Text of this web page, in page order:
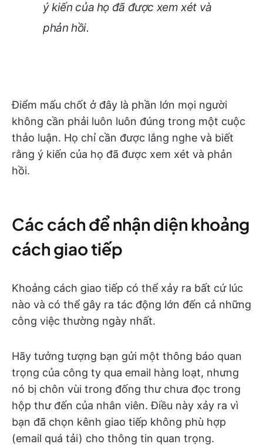
ý kiến của họ đã được xem xét và
phản hồi.
Điểm mấu chốt ở đây là phần lớn mọi người
không cần phải luôn luôn đúng trong một cuộc
thảo luận. Họ chỉ cần được lắng nghe và biết
rằng ý kiến của họ đã được xem xét và phản
hồi.
Các cách để nhận diện khoảng
cách giao tiếp
Khoảng cách giao tiếp có thể xảy ra bất cứ lúc
nào và có thể gây ra tác động lớn đến cả những
công việc thường ngày nhất.
Hãy tưởng tượng bạn gửi một thông báo quan
trọng của công ty qua email hàng loạt, nhưng
nó bị chôn vùi trong đống thư chưa đọc trong
hộp thư đến của nhân viên. Điều này xảy ra vì
bạn đã chọn kênh giao tiếp không phù hợp
(email quá tải) cho thông tin quan trọng.